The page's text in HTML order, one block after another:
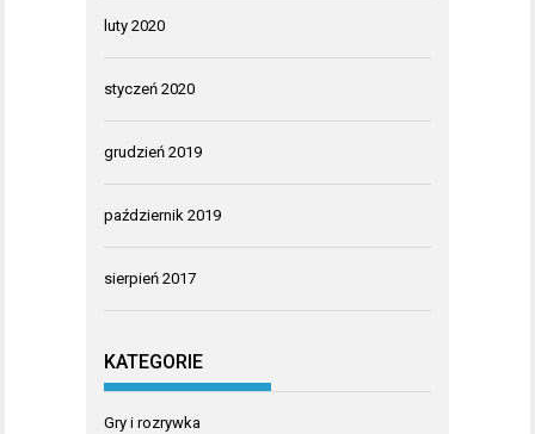
luty 2020
styczeń 2020
grudzień 2019
październik 2019
sierpień 2017
KATEGORIE
Gry i rozrywka